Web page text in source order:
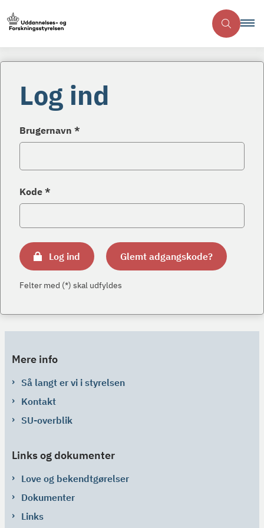
Log ind
Brugernavn *
Kode *
Log ind Glemt adgangskode?
Felter med (*) skal udfyldes
Mere info
Så langt er vi i styrelsen
Kontakt
SU-overblik
Links og dokumenter
Love og bekendtgørelser
Dokumenter
Links